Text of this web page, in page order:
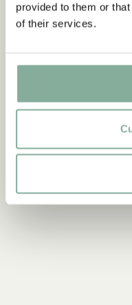
provided to them or
of their services.
KALAS